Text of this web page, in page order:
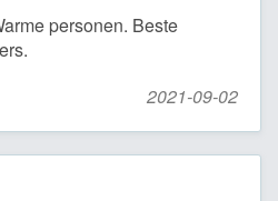
personen. Beste
2021-09-02